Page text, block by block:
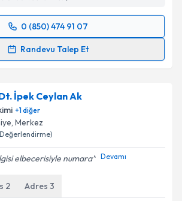
0 (850) 474 91 07
Randevu Talep Et
Talebi
e-posta ile bilgilendireceğiz.
okudum ve kişisel verilerimin belirtilen
İpek Ceylan Ak
+1diğer
, Merkez
Değerlendirme)
elbecerisiyle numara Devamı
2 Adres 3